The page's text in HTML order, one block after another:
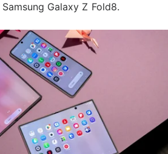
Galaxy Z Fold8.